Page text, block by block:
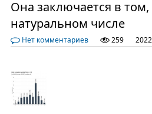
Она заключается в
натуральном числе
Нет комментариев 259 2022